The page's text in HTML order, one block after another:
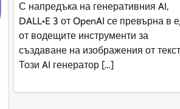
С напредъка на генеративния AI,
DALL•E 3 от OpenAI се превърна в
от водещите инструменти за
създаване на изображения от
Този AI генератор […]